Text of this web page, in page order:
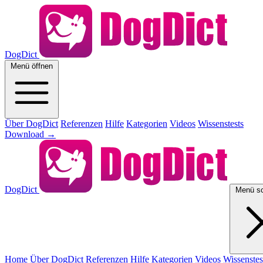
DogDict
Menü öffnen
Über DogDict Referenzen Hilfe Kategorien Videos Wissenstests
Download →
DogDict Menü
Home Über DogDict Referenzen Hilfe Kategorien Videos